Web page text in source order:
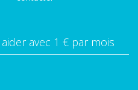
avec 1 € par mois